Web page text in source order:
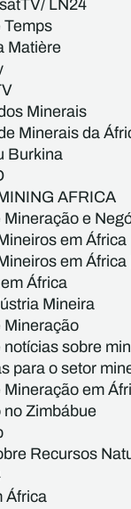
Matière
Minerais
Minerais da
Burkina
AFRICA
e
em África
em
África
Mineira
Mineração
notícias sobre
para o setor
em
Zimbábue
Recursos
África